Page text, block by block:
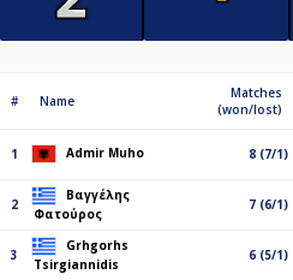
# Name
Matches
(won/lost)
1 Admir Muho 8 (7/1)
2
Βαγγέλης
Φατούρος
7 (6/1)
3
Grhgorhs
Tsirgiannidis
6 (5/1)